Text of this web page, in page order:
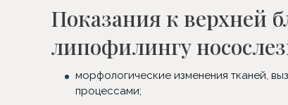
Показания к верхней
липофилингу
морфологические изменения тканей,
процессами;